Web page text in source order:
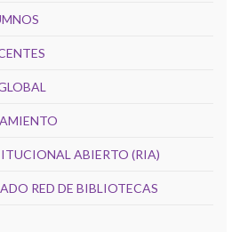
ABIERTO (RIA)
RED DE BIBLIOTECAS